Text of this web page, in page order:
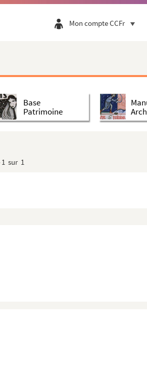
Mon compte CCFr
Base
Patrimoine
1 sur 1